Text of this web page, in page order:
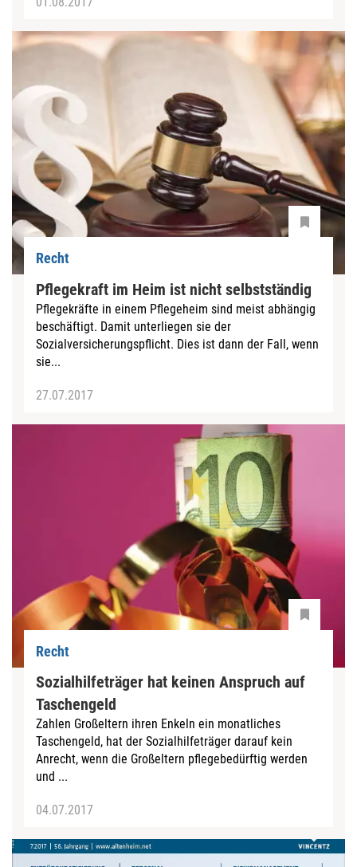
Recht
Pflegekraft im Heim ist nicht selbstständig
Pflegekräfte in einem Pflegeheim sind meist abhängig
beschäftigt. Damit unterliegen sie der
Sozialversicherungspflicht. Dies ist dann der Fall, wenn
sie...
27.07.2017
Recht
Sozialhilfeträger hat keinen Anspruch auf
Taschengeld
Zahlen Großeltern ihren Enkeln ein monatliches
Taschengeld, hat der Sozialhilfeträger darauf kein
Anrecht, wenn die Großeltern pflegebedürftig werden
und ...
04.07.2017